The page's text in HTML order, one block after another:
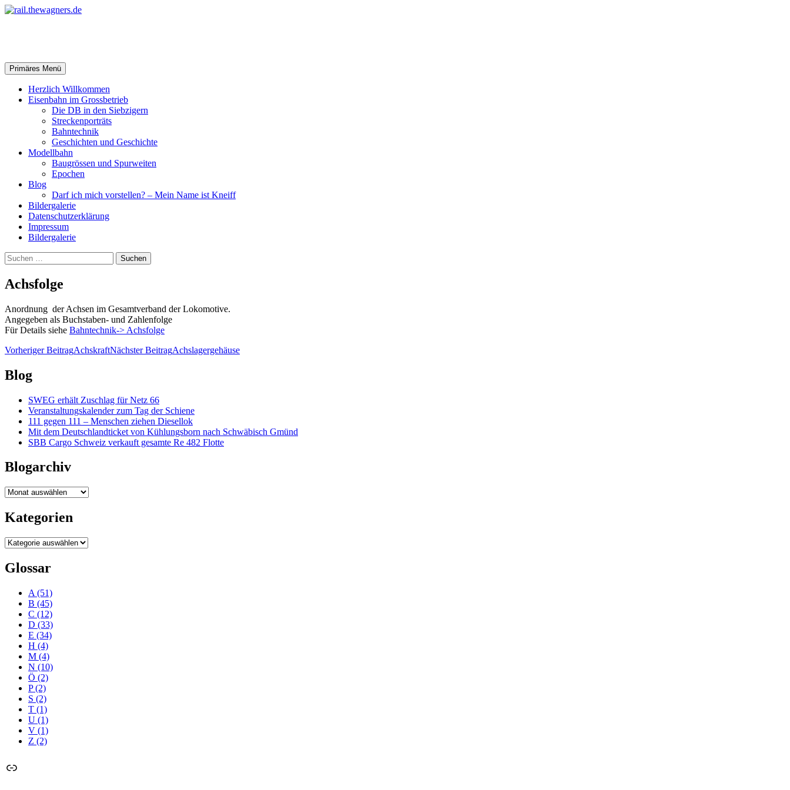
Zum
Suchen
Primäres Menü
Herzlich Willkommen
Eisenbahn im Grossbetrieb
Die DB in den Siebzigern
Streckenporträts
Bahntechnik
Geschichten und Geschichte
Modellbahn
Baugrössen und Spurweiten
Epochen
Blog
Darf ich mich vorstellen? – Mein Name ist Kneiff
Bildergalerie
Datenschutzerklärung
Impressum
Bildergalerie
Suchen
nach:
Achsfolge
Anordnung der Achsen im Gesamtverband der Lokomotive.
Angegeben als Buchstaben- und Zahlenfolge
Für Details siehe Bahntechnik-> Achsfolge
Beitragsnavigation
Vorheriger BeitragAchskraftNächster BeitragAchslagergehäuse
Blog
SWEG erhält Zuschlag für Netz 66
Veranstaltungskalender zum Tag der Schiene
111 gegen 111 – Menschen ziehen Diesellok
Mit dem Deutschlandticket von Kühlungsborn nach Schwäbisch Gmünd
SBB Cargo Schweiz verkauft gesamte Re 482 Flotte
Blogarchiv
Blogarchiv
Kategorien
Kategorien
Glossar
A (51)
B (45)
C (12)
D (33)
E (34)
H (4)
M (4)
N (10)
Ö (2)
P(2)
S (2)
T (1)
U (1)
V (1)
Z (2)
Link